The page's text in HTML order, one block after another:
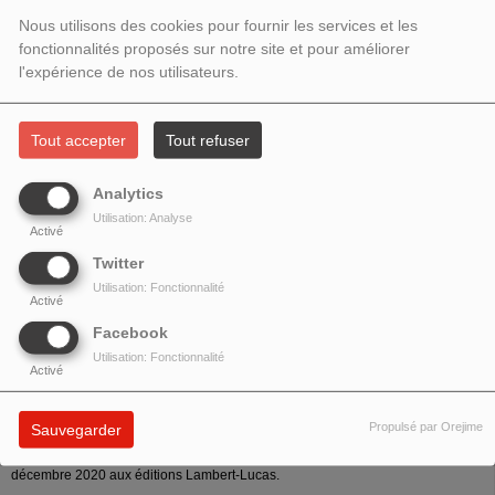
Nous utilisons des cookies pour fournir les services et les
fonctionnalités proposés sur notre site et pour améliorer
l'expérience de nos utilisateurs.
Tout accepter Tout refuser
Analytics
Activé
Utilisation: Analyse
Twitter
Activé
Utilisation: Fonctionnalité
Facebook
Activé
Utilisation: Fonctionnalité
Sauvegarder Propulsé par Orejime
L'ÉCRITURE ET SA SPÉCULATION
Les invités de cette émission sont :
Franck Jedrzejewski
co-ordonnateurs avec Nathalie
Périn de l'ouvragePascal Quignard, L'écriture et sa spéculation
décembre 2020 aux éditions Lambert-Lucas.